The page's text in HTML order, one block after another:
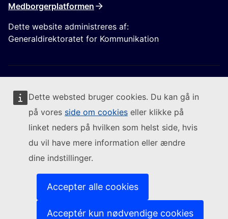
Dette websted bruger cookies. Du kan gå in
på vores side om cookies eller klikke på
linket neders på hvilken som helst side, hvis
du vil have mere information eller ændre
dine indstillinger.
Accepter alle cookies
Acceptér kun nødvendige cookies
Medborgerplatformen
Dette website administreres af:
Generaldirektoratet for Kommunikation
Følg Europa-Kommissionen
Kontakt os (Eksternt link)
Indberet en IT-sårbarhed
Sprog på vores websites(Eksternt link)
(Eksternt link)
Databeskyttelsespolitik
Juridisk meddelelse
(Eksternt link)